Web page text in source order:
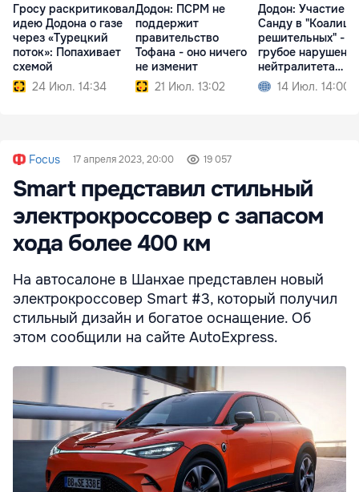
Гросу раскритиковал
идею Додона о газе
через «Турецкий
поток»: Попахивает
схемой
24 Июл. 14:34
Додон: ПСРМ не
поддержит
правительство
Тофана - оно ничего
не изменит
21 Июл. 13:02
Додон: Участие
Санду в
решительных" -
грубое
нейтралитета
Молдовы
14 Июл. 14:00
Focus 17 апреля 2023, 20:00 19 057
Smart представил стильный
электрокроссовер с запасом
хода более 400 км
На автосалоне в Шанхае представлен новый
электрокроссовер Smart #3, который получил
стильный дизайн и богатое оснащение. Об
этом сообщили на сайте AutoExpress.